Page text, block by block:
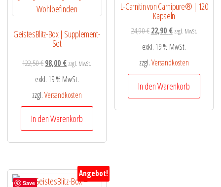
GeistesBlitz-Box | Supplement-
Set
122,50€98,00 € zzgl. MwSt.
exkl. 19 % MwSt.
zzgl.Versandkosten
In den Warenkorb
L-Carnitin von Carnipure® | 120
Kapseln
24,90€ 22,90 € zzgl. MwSt.
exkl. 19 % MwSt.
zzgl.Versandkosten
In den Warenkorb
Save
Angebot!